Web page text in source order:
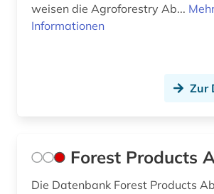
weisen die Agroforestry Ab...
Informationen
Zur
Forest Products
Die Datenbank Forest Products